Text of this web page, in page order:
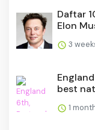
Daftar
Elon
3
best
1